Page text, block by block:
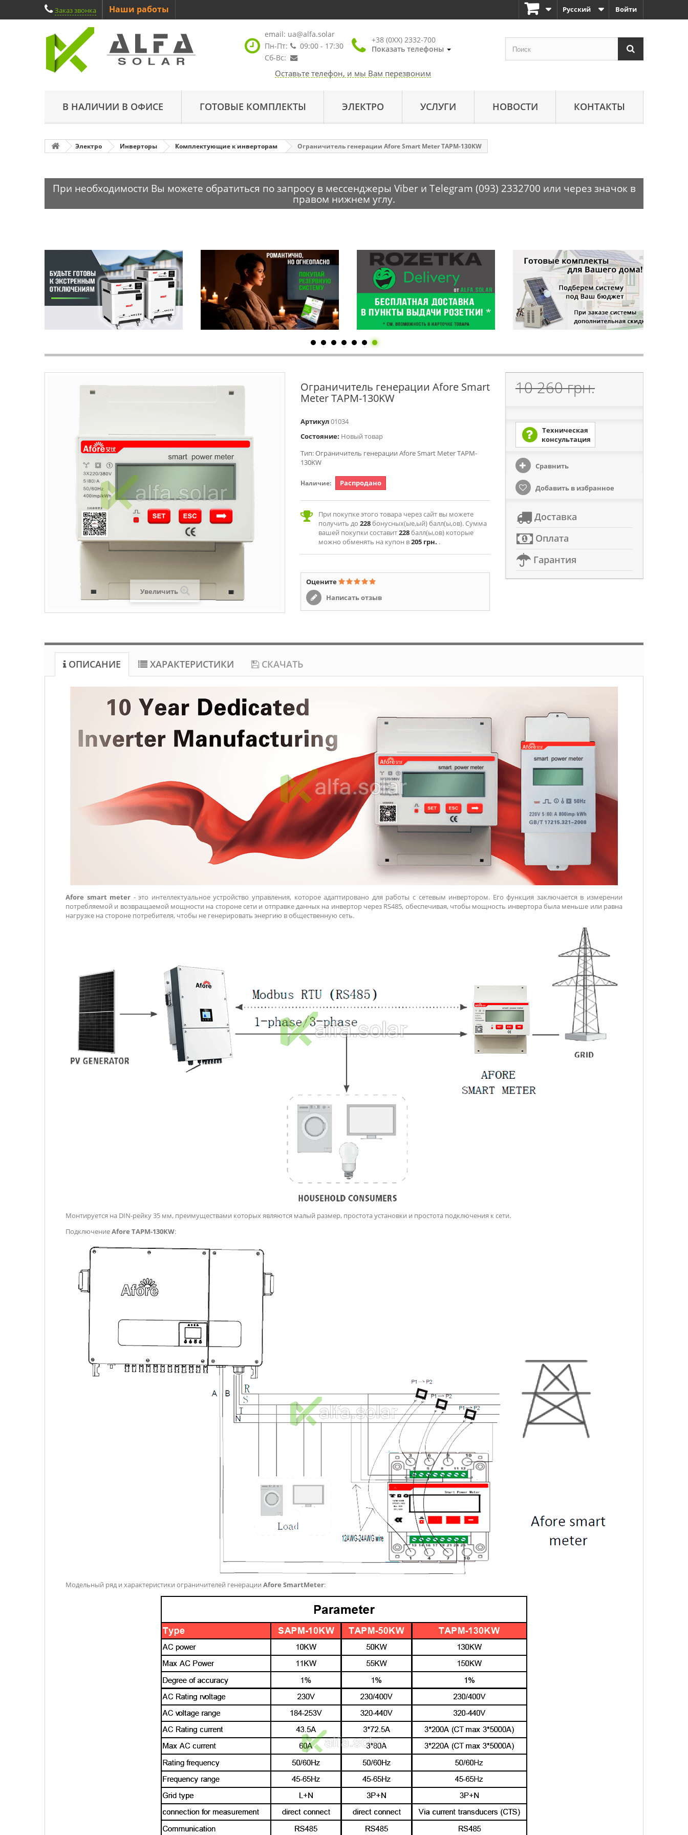
Войти
Русский
Заказ звонка Наши работы
email: ua@alfa.solar
Пн-Пт:
09:00 - 17:30
Сб-Вс:
+38 (0XX) 2332-700
Показать телефоны
Оставьте телефон, и мы Вам перезвоним
В НАЛИЧИИ В ОФИСЕ ГОТОВЫЕ КОМПЛЕКТЫ ЭЛЕКТРО УСЛУГИ НОВОСТИ КОНТАКТЫ
Электро Инверторы Комплектующие к инверторам Ограничитель генерации Afore Smart Meter TAPM-130KW
При необходимости Вы можете обратиться по запросу в мессенджеры Viber и Telegram (093) 2332700 или через значок в
правом нижнем углу.
Увеличить
Ограничитель генерации Afore Smart
Meter TAPM-130KW
Артикул01034
Состояние: Новый товар
Тип: Ограничитель генерации Afore Smart Meter TAPM-
130KW
Наличие: Распродано
При покупке этого товара через сайт вы можете
получить до 228бонусных(ые,ый) балл(ы,ов). Сумма
вашей покупки составит228балл(ы,ов) которые
можно обменять на купон в205 грн. .
Оцените
Написать отзыв
10 260 грн.
Техническая
консультация
Сравнить
Добавить в избранное
Доставка
Оплата
Гарантия
ОПИСАНИЕ ХАРАКТЕРИСТИКИ СКАЧАТЬ
Afore smart meter - это интеллектуальное устройство управления, которое адаптировано для работы с сетевым инвертором. Его функция заключается в измерении
потребляемой и возвращаемой мощности на стороне сети и отправке данных на инвертор через RS485, обеспечивая, чтобы мощность инвертора была меньше или равна
нагрузке на стороне потребителя, чтобы не генерировать энергию в общественную сеть.
Монтируется на DIN-рейку 35 мм, преимуществами которых являются малый размер, простота установки и простота подключения к сети.
ПодключениеAfore TAPM-130KW:
Модельный ряд и характеристики ограничителей генерации Afore SmartMeter: